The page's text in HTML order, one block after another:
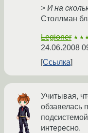
> И на
Столлман
Legioner
24.06.2008
Ссылка
Учитывая,
обзавелась
интересно.